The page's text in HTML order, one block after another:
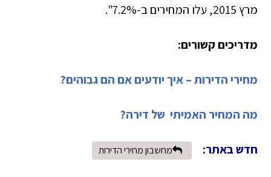
מרץ 2015, עלו המחירים ב-7.2%".
מדריכים קשורים:
מחירי הדירות – איך יודעים אם הם גבוהים?
מה המחיר האמיתי של דירה?
חדש באתר: מחשבון מחירי הדירות